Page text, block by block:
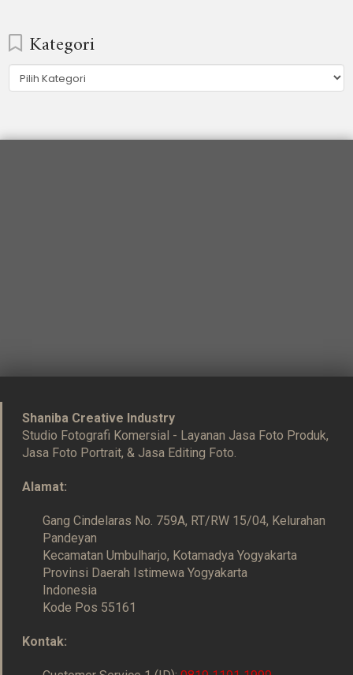
Kategori
Kategori
Shaniba Creative Industry
Studio Fotografi Komersial - Layanan Jasa Foto Produk,
Jasa Foto Portrait, & Jasa Editing Foto.
Alamat:
Gang Cindelaras No. 759A, RT/RW 15/04, Kelurahan
Pandeyan
Kecamatan Umbulharjo, Kotamadya Yogyakarta
Provinsi Daerah Istimewa Yogyakarta
Indonesia
Kode Pos 55161
Kontak: